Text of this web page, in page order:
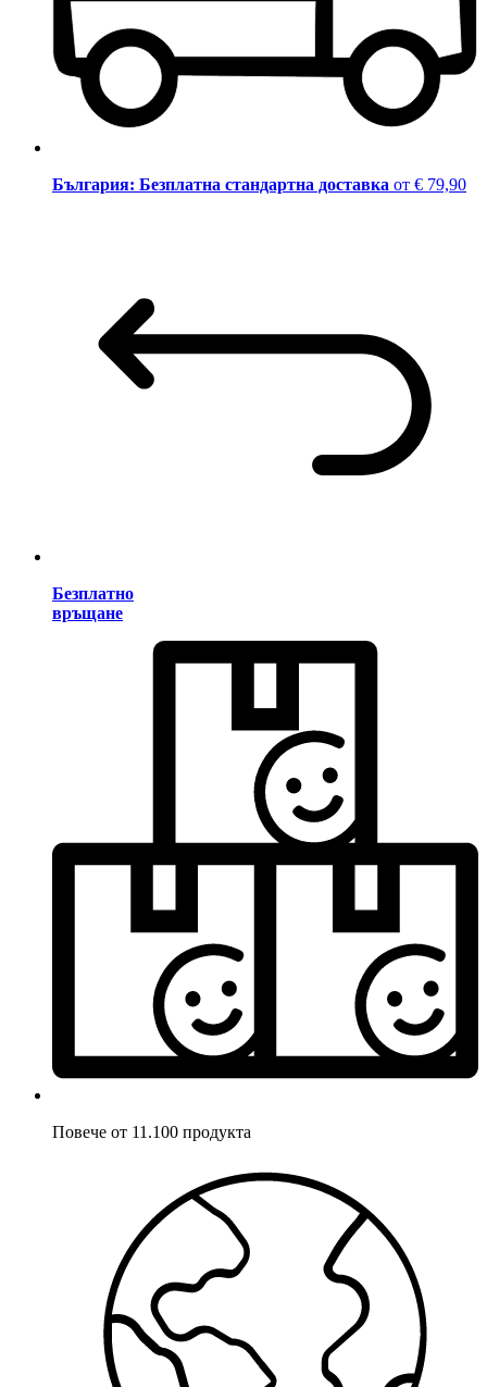
България: Безплатна стандартна доставка от € 79,90
Безплатно
връщане
Повече от 11.100 продукта